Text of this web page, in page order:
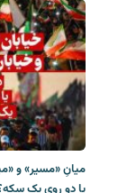
میانِ «مسیر» و
یا دو روی یک